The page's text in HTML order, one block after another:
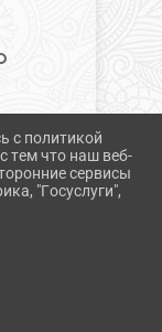
с политикой
тем что наш веб-
сервисы
"Госуслуги",